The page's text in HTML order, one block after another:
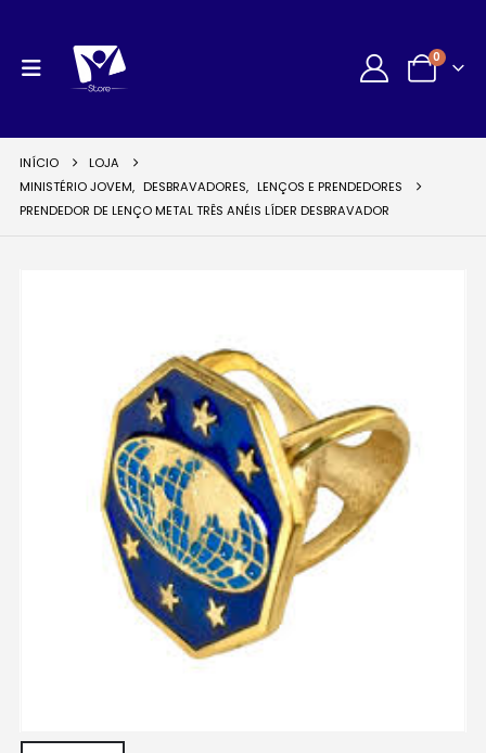
0
INÍCIO
LOJA
MINISTÉRIO JOVEM, DESBRAVADORES, LENÇOS E PRENDEDORES
PRENDEDOR DE LENÇO METAL TRÊS ANÉIS LÍDER DESBRAVADOR